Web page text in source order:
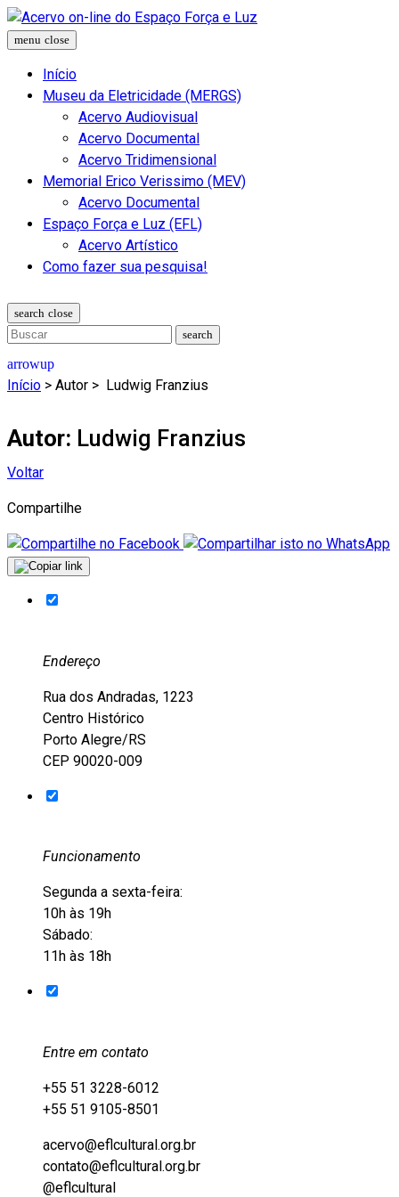
Início
Museu da Eletricidade (MERGS)
Acervo Audiovisual
Acervo Documental
Acervo Tridimensional
Memorial Erico Verissimo (MEV)
Acervo Documental
Espaço Força e Luz (EFL)
Acervo Artístico
Como fazer sua pesquisa!
Início > Autor > Ludwig Franzius
Autor: Ludwig Franzius
Voltar
Compartilhe
Endereço
Rua dos Andradas, 1223
Centro Histórico
Porto Alegre/RS
CEP 90020-009
Funcionamento
Segunda a sexta-feira:
10h às 19h
Sábado:
11h às 18h
Entre em contato
+55 51 3228-6012
+55 51 9105-8501
acervo@eflcultural.org.br
contato@eflcultural.org.br
@eflcultural